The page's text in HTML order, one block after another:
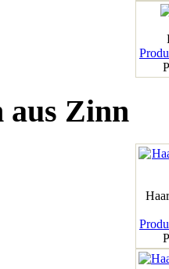
aus Zinn